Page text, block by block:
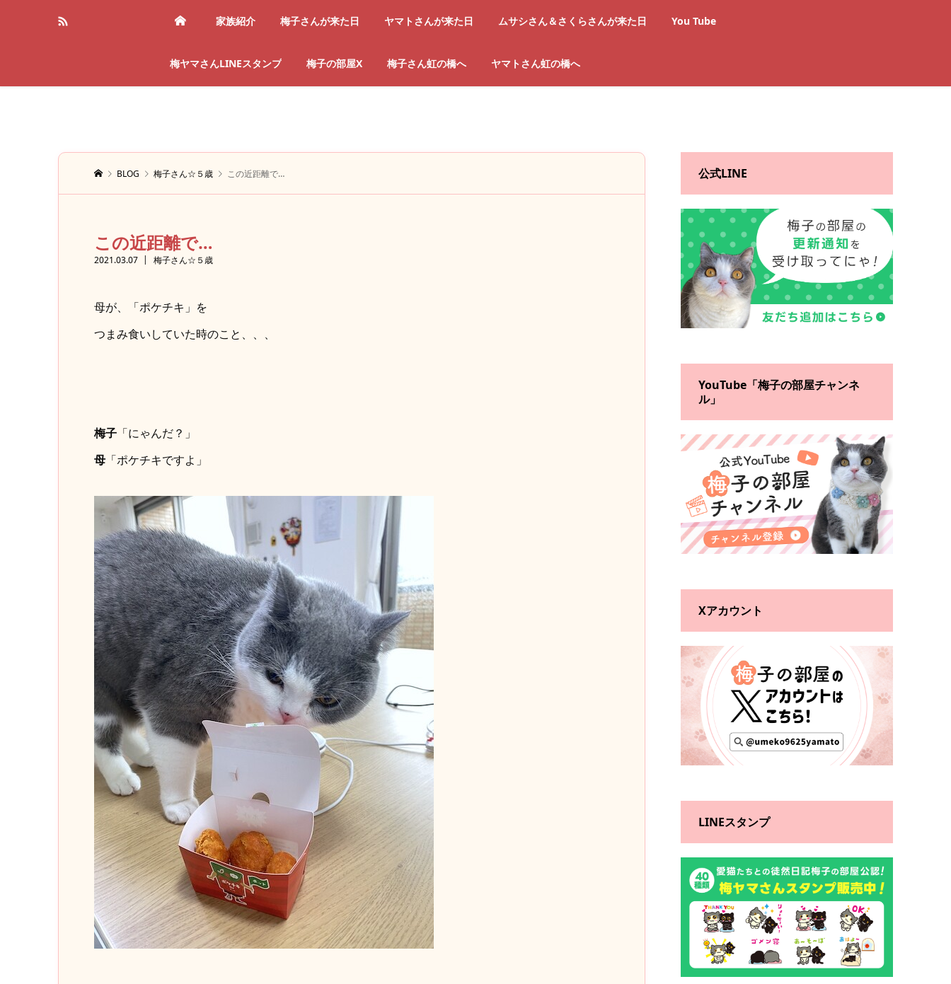
家族紹介 梅子さんが来た日 ヤマトさんが来た日 ムサシさん＆さくらさんが来た日 You Tube
梅ヤマさんLINEスタンプ 梅子の部屋X 梅子さん虹の橋へ ヤマトさん虹の橋へ
BLOG 梅子さん☆５歳 この近距離で…
この近距離で…
2021.03.07 梅子さん☆５歳
母が、「ポケチキ」を
つまみ食いしていた時のこと、、、
梅子「にゃんだ？」
母「ポケチキですよ」
公式LINE
YouTube「梅子の部屋チャンネ
ル」
Xアカウント
LINEスタンプ